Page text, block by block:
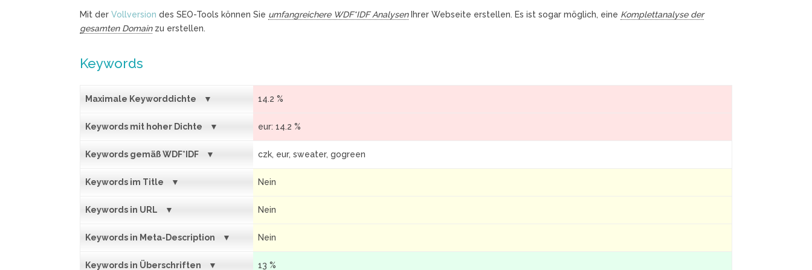
Mit der Vollversion des SEO-Tools können Sie umfangreichere WDF*IDF AnalysenIhrer Webseite erstellen. Es ist sogar möglich, eine Komplettanalyse der
gesamten Domainzu erstellen.
Keywords
Maximale Keyworddichte 14.2 %
Keywords mit hoher Dichte eur: 14.2 %
Keywords gemäß WDF*IDF czk, eur, sweater, gogreen
Keywords im Title Nein
Keywords in URL Nein
Keywords in Meta-Description Nein
Keywords in Überschriften 13 %